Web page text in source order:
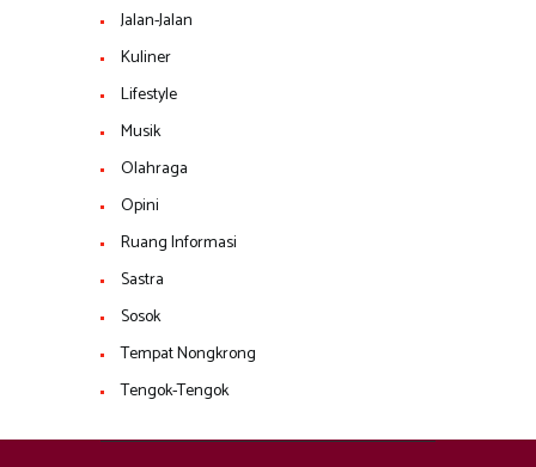
Jalan-Jalan
Kuliner
Lifestyle
Musik
Olahraga
Opini
Ruang Informasi
Sastra
Sosok
Tempat Nongkrong
Tengok-Tengok